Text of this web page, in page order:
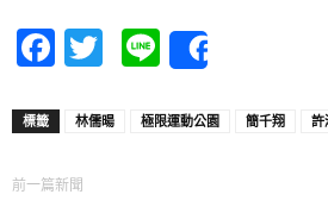
Facebook
Twitter
Line
標籤 林儒暘 極限運動公園 簡千翔 許
前一篇新聞